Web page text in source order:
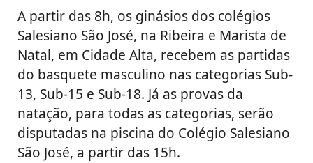
A partir das 8h, os ginásios dos colégios
Salesiano São José, na Ribeira e Marista de
Natal, em Cidade Alta, recebem as partidas
do basquete masculino nas categorias Sub-
13, Sub-15 e Sub-18. Já as provas da
natação, para todas as categorias, serão
disputadas na piscina do Colégio Salesiano
São José, a partir das 15h.